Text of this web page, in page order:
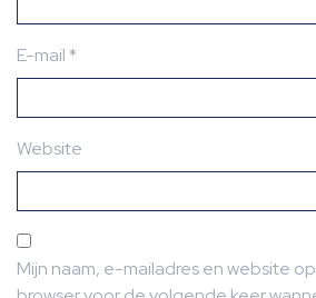
E-mail*
Website
Mijn naam, e-mailadres en website